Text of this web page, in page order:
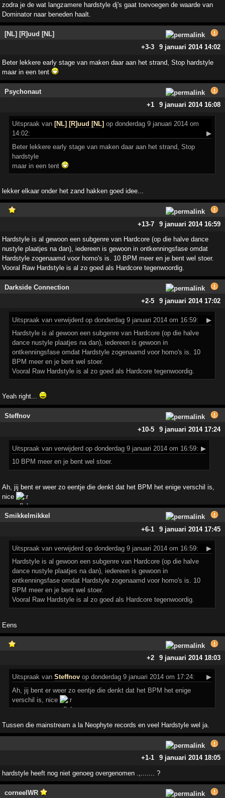
zodra je de wat langzamere hardstyle dj's gaat toevoegen de waarde van
Dominator naar beneden haalt.
[NL] [R]uud [NL]
+3-3 9 januari 2014 14:02
Beter lekkere early stage van maken daar aan het strand, Stop hardstyle
maar in een tent
Psychonaut
+1
9 januari 2014 16:08
Uitspraak van [NL] [R]uud [NL] op donderdag 9 januari 2014 om
14:02:
▶
Beter lekkere early stage van maken daar aan het strand, Stop
hardstyle
maar in een tent
lekker elkaar onder het zand hakken goed idee...
+13-7 9 januari 2014 16:59
Hardstyle is al gewoon een subgenre van Hardcore (op die halve dance
nustyle plaatjes na dan), iedereen is gewoon in ontkenningsfase omdat
Hardstyle zogenaamd voor homo's is. 10 BPM meer en je bent wel stoer.
Vooral Raw Hardstyle is al zo goed als Hardcore tegenwoordig.
Darkside Connection
+2-5 9 januari 2014 17:02
Uitspraak van verwijderd op donderdag 9 januari 2014 om 16:59:
▶
Hardstyle is al gewoon een subgenre van Hardcore (op die halve
dance nustyle plaatjes na dan), iedereen is gewoon in
ontkenningsfase omdat Hardstyle zogenaamd voor homo's is. 10
BPM meer en je bent wel stoer.
Vooral Raw Hardstyle is al zo goed als Hardcore tegenwoordig.
Yeah right...
Steffnov
+10-5 9 januari 2014 17:24
Uitspraak van verwijderd op donderdag 9 januari 2014 om 16:59: ▶
10 BPM meer en je bent wel stoer.
Ah, jij bent er weer zo eentje die denkt dat het BPM het enige verschil is,
nice
Smikkelmikkel
+6-1 9 januari 2014 17:45
Uitspraak van verwijderd op donderdag 9 januari 2014 om 16:59:
▶
Hardstyle is al gewoon een subgenre van Hardcore (op die halve
dance nustyle plaatjes na dan), iedereen is gewoon in
ontkenningsfase omdat Hardstyle zogenaamd voor homo's is. 10
BPM meer en je bent wel stoer.
Vooral Raw Hardstyle is al zo goed als Hardcore tegenwoordig.
Eens
+2 9 januari 2014 18:03
Uitspraak vanSteffnov op donderdag 9 januari 2014 om 17:24:
▶
Ah, jij bent er weer zo eentje die denkt dat het BPM het enige
verschil is, nice
Tussen die mainstream a la Neophyte records en veel Hardstyle wel ja.
+1-1 9 januari 2014 18:05
hardstyle heeft nog niet genoeg overgenomen .,....... ?
corneelWR